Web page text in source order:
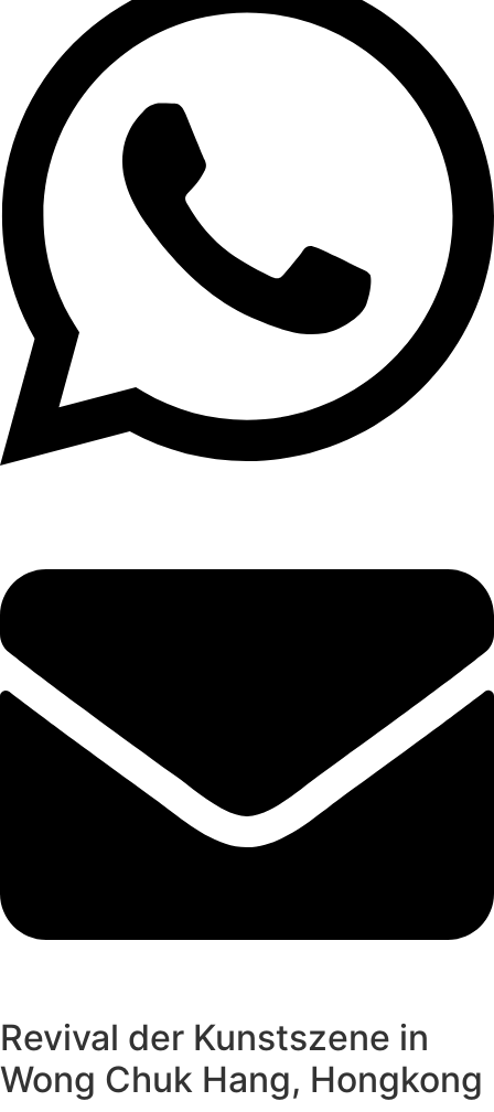
Revival der Kunstszene in
Wong Chuk Hang, Hongkong